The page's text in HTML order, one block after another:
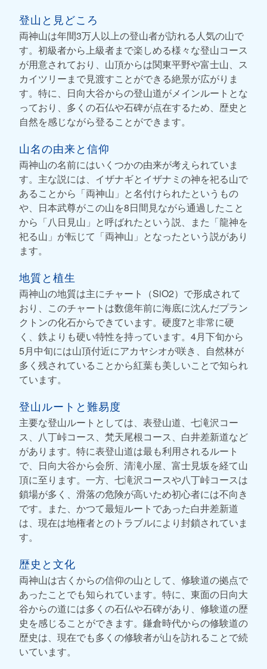
登山と見どころ
両神山は年間3万人以上の登山者が訪れる人気の山で
す。初級者から上級者まで楽しめる様々な登山コース
が用意されており、山頂からは関東平野や富士山、ス
カイツリーまで見渡すことができる絶景が広がりま
す。特に、日向大谷からの登山道がメインルートとな
っており、多くの石仏や石碑が点在するため、歴史と
自然を感じながら登ることができます。
山名の由来と信仰
両神山の名前にはいくつかの由来が考えられていま
す。主な説には、イザナギとイザナミの神を祀る山で
あることから「両神山」と名付けられたというもの
や、日本武尊がこの山を8日間見ながら通過したこと
から「八日見山」と呼ばれたという説、また「龍神を
祀る山」が転じて「両神山」となったという説があり
ます。
地質と植生
両神山の地質は主にチャート（SiO2）で形成されて
おり、このチャートは数億年前に海底に沈んだプラン
クトンの化石からできています。硬度7と非常に硬
く、鉄よりも硬い特性を持っています。4月下旬から
5月中旬には山頂付近にアカヤシオが咲き、自然林が
多く残されていることから紅葉も美しいことで知られ
ています。
登山ルートと難易度
主要な登山ルートとしては、表登山道、七滝沢コー
ス、八丁峠コース、梵天尾根コース、白井差新道など
があります。特に表登山道は最も利用されるルート
で、日向大谷から会所、清滝小屋、富士見坂を経て山
頂に至ります。一方、七滝沢コースや八丁峠コースは
鎖場が多く、滑落の危険が高いため初心者には不向き
です。また、かつて最短ルートであった白井差新道
は、現在は地権者とのトラブルにより封鎖されていま
す。
歴史と文化
両神山は古くからの信仰の山として、修験道の拠点で
あったことでも知られています。特に、東面の日向大
谷からの道には多くの石仏や石碑があり、修験道の歴
史を感じることができます。鎌倉時代からの修験道の
歴史は、現在でも多くの修験者が山を訪れることで続
いています。